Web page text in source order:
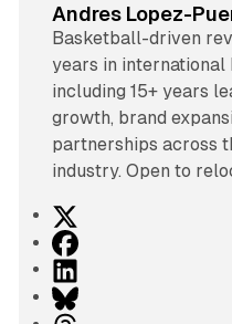
Andres Lopez-
Basketball-driven
years in international
including 15+ years
growth, brand
partnerships across
industry. Open to
F
a
ciB